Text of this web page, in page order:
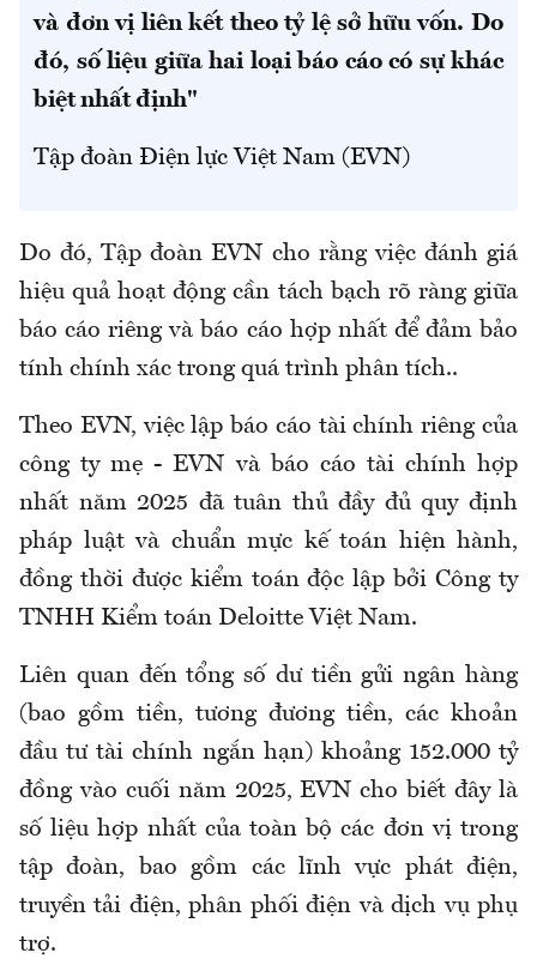
và đơn vị liên kết theo tỷ lệ sở hữu vốn. Do
đó, số liệu giữa hai loại báo cáo có sự khác
biệt nhất định"
Tập đoàn Điện lực Việt Nam (EVN)
Do đó, Tập đoàn EVN cho rằngviệc đánh giá
hiệu quả hoạt động cần tách bạch rõ ràng giữa
báo cáo riêng và báo cáo hợp nhất để đảm bảo
tính chính xác trong quá trình phân tích..
Theo EVN, việc lập báo cáo tài chính riêng của
công ty mẹ - EVN và báo cáo tài chính hợp
nhất năm 2025 đã tuân thủ đầy đủ quy định
pháp luật và chuẩn mực kế toán hiện hành,
đồng thời được kiểm toán độc lập bởi Công ty
TNHH Kiểm toán Deloitte Việt Nam.
Liên quan đến tổng số dư tiền gửi ngân hàng
(bao gồm tiền, tương đương tiền, các khoản
đầu tư tài chính ngắn hạn)khoảng 152.000 tỷ
đồng vào cuối năm 2025, EVN cho biết đây là
số liệu hợp nhất của toàn bộ các đơn vị trong
tập đoàn, bao gồm các lĩnh vực phát điện,
truyền tải điện, phân phối điện và dịch vụ phụ
trợ.